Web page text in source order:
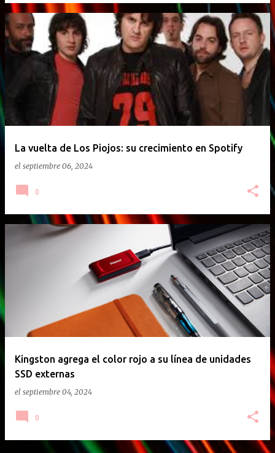
La vuelta de Los Piojos: su crecimiento en Spotify
el septiembre 06, 2024
0
Kingston agrega el color rojo a su línea de unidades
SSD externas
el septiembre 04, 2024
0